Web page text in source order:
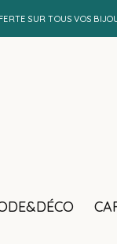
SUR TOUS VOS